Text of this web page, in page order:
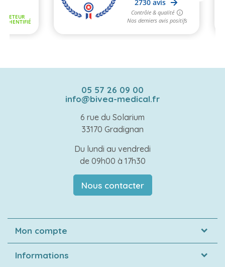
05 57 26 09 00
info@bivea-medical.fr
6 rue du Solarium
33170 Gradignan
Du lundi au vendredi
de 09h00 à 17h30
Nous contacter
Mon compte
Informations